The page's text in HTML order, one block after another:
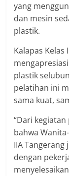
yang
dan mesin
plastik.
Kalapas Kelas
plastik
pelatihan ini
sama kuat,
“Dari
bahwa
IIA
dengan